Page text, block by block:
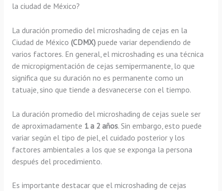
la ciudad de México?
La duración promedio del microshading de cejas en la
Ciudad de México (CDMX)puede variar dependiendo de
varios factores. En general, el microshading es una técnica
de micropigmentación de cejas semipermanente, lo que
significa que su duración no es permanente como un
tatuaje, sino que tiende a desvanecerse con el tiempo.
La duración promedio del microshading de cejas suele ser
de aproximadamente 1 a 2 años. Sin embargo, esto puede
variar según el tipo de piel, el cuidado posterior y los
factores ambientales a los que se exponga la persona
después del procedimiento.
Es importante destacar que el microshading de cejas